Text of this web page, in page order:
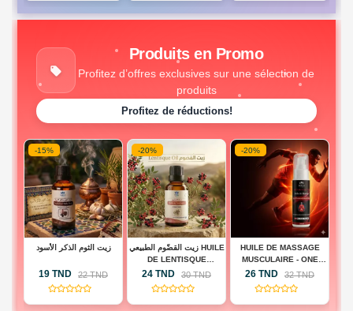
Produits en Promo
Profitez d’offres exclusives sur une sélection de
produits
Profitez de réductions!
-15%
زيت الثوم الذكر الأسود
19 TND 22 TND
(0)
-20%
زيت القضّوم الطبيعي HUILE
DE LENTISQUE
PISTACHIER
24 TND 30 TND
(0)
-20%
HUILE DE MASSAGE
MUSCULAIRE - ONE
TOUCH ACTIVE
26 TND 32 TND
(0)